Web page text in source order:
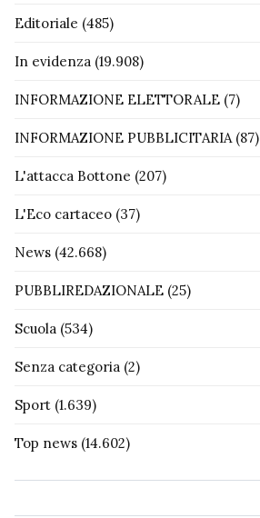
Editoriale (485)
In evidenza (19.908)
INFORMAZIONE ELETTORALE (7)
INFORMAZIONE PUBBLICITARIA(87)
L'attacca Bottone (207)
L'Eco cartaceo (37)
News (42.668)
PUBBLIREDAZIONALE (25)
Scuola (534)
Senza categoria (2)
Sport (1.639)
Top news (14.602)